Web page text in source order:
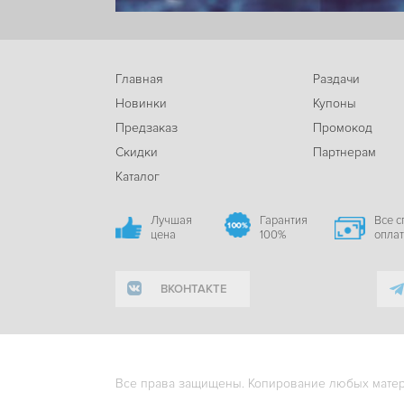
Главная
Новинки
Предзаказ
Скидки
Каталог
Раздачи
Купоны
Промокод
Партнерам
Лучшая
цена
Гарантия
100%
Все
ВКОНТАКТЕ
Все права защищены. Копирование любых